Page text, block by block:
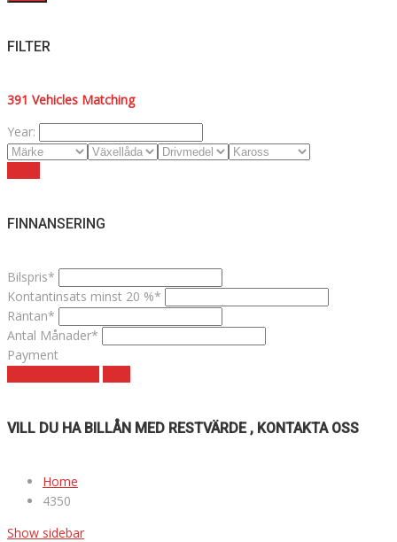
FILTER
391 Vehicles Matching
Year:
FINNANSERING
Bilspris*
Kontantinsats minst 20 %*
Räntan*
Antal Månader*
Payment
VILL DU HA BILLÅN MED RESTVÄRDE , KONTAKTA OSS
Home
4350
Show sidebar